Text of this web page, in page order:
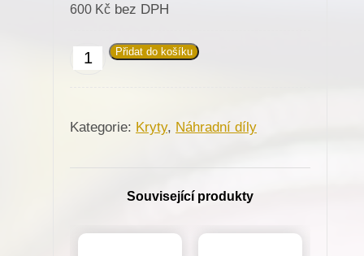
600 Kč bez DPH
831649
na
Přidat do košíku
Kategorie: Kryty, Náhradní díly
Související produkty